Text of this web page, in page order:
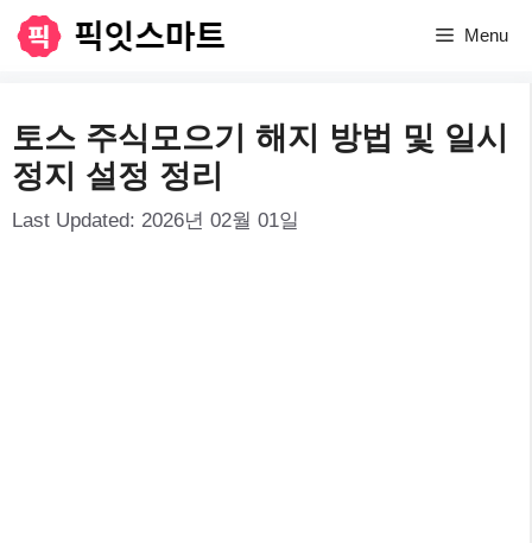
로
건
너
Menu
토스 주식모으기 해지 방법 및 일시
정지 설정 정리
Last Updated: 2026년 02월 01일